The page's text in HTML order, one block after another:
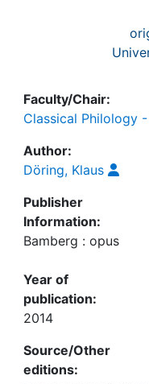
Faculty/Chair:
Classical Philology
Author:
Döring, Klaus
Publisher
Information:
Bamberg : opus
Year of
publication:
2014
Source/Other
editions: